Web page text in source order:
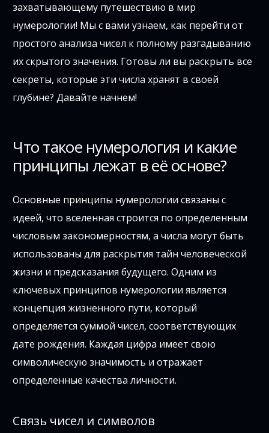
захватывающему путешествию в мир
нумерологии! Мы с вами узнаем, как перейти от
простого анализа чисел к полному разгадыванию
их скрытого значения. Готовы ли вы раскрыть все
секреты, которые эти числа хранят в своей
глубине? Давайте начнем!
Что такое нумерология и какие
принципы лежат в её основе?
Основные принципы нумерологии связаны с
идеей, что вселенная строится по определенным
числовым закономерностям, а числа могут быть
использованы для раскрытия тайн человеческой
жизни и предсказания будущего. Одним из
ключевых принципов нумерологии является
концепция жизненного пути, который
определяется суммой чисел, соответствующих
дате рождения. Каждая цифра имеет свою
символическую значимость и отражает
определенные качества личности.
Связь чисел и символов